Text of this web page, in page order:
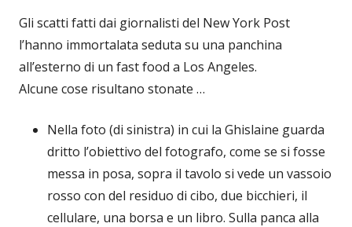
Gli scatti fatti dai giornalisti del New York Post
l’hanno immortalata seduta su una panchina
all’esterno di un fast food a Los Angeles.
Alcune cose risultano stonate …
Nella foto (di sinistra) in cui la Ghislaine guarda
dritto l’obiettivo del fotografo, come se si fosse
messa in posa, sopra il tavolo si vede un vassoio
rosso con del residuo di cibo, due bicchieri, il
cellulare, una borsa e un libro. Sulla panca alla